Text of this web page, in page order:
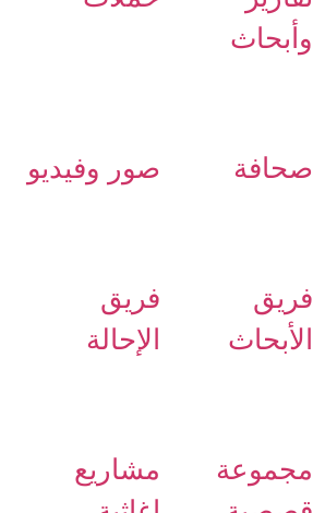
وأبحاث
صحافة صور وفيديو
فريق
الأبحاث
فريق
الإحالة
مجموعة
مشاريع